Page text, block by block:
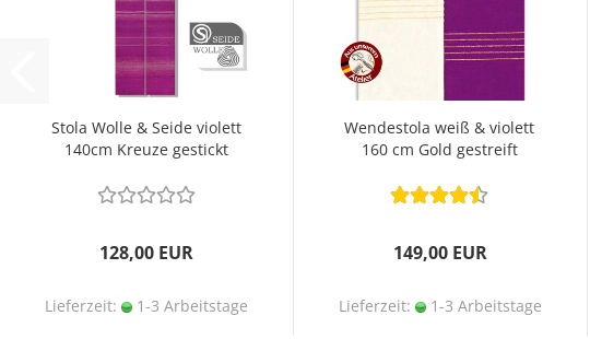
Stola Wolle & Seide violett
140cm Kreuze gestickt
128,00 EUR
Lieferzeit: 1-3 Arbeitstage
Wendestola weiß & violett
160 cm Gold gestreift
149,00 EUR
Lieferzeit: 1-3 Arbeitstage